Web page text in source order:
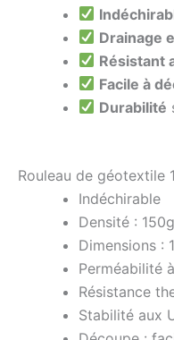
Drainage
Résistant
Facile à
Durabilité
Rouleau de géotextile
Indéchirable
Densité :
Dimensions :
Perméabilité
Résistance
Stabilité aux